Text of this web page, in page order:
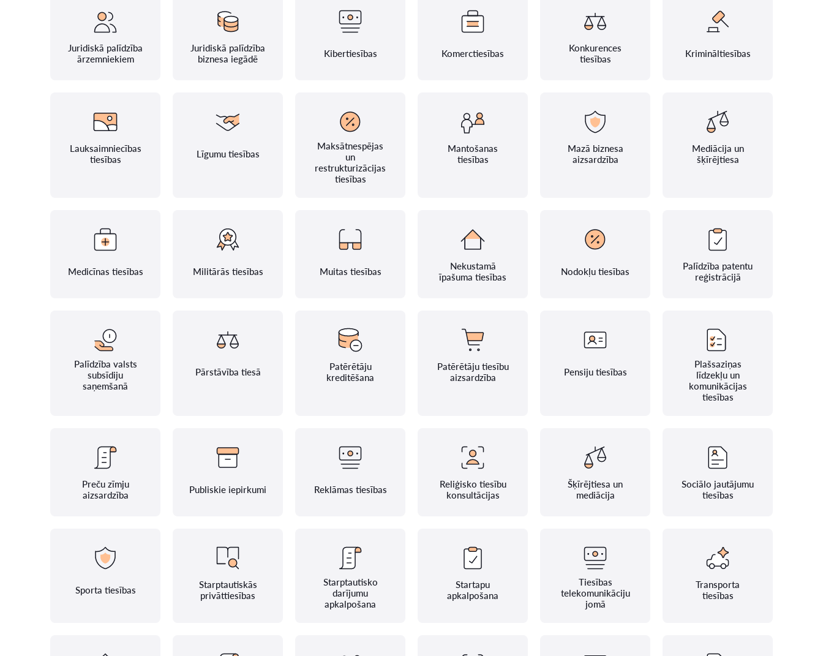
Juridiskā palīdzība
ārzemniekiem
Juridiskā palīdzība
biznesa iegādē
Kibertiesības Komerctiesības
Konkurences
tiesības
Krimināltiesības
Lauksaimniecības
tiesības
Līgumu tiesības
Maksātnespējas
un
restrukturizācijas
tiesības
Mantošanas
tiesības
Mazā biznesa
aizsardzība
Mediācija un
šķīrējtiesa
Medicīnas tiesības Militārās tiesības Muitas tiesības
Nekustamā
īpašuma tiesības
Nodokļu tiesības
Palīdzība patentu
reģistrācijā
Palīdzība valsts
subsīdiju
saņemšanā
Pārstāvība tiesā
Patērētāju
kreditēšana
Patērētāju tiesību
aizsardzība
Pensiju tiesības
Plašsaziņas
līdzekļu un
komunikācijas
tiesības
Preču zīmju
aizsardzība
Publiskie iepirkumi Reklāmas tiesības
Reliģisko tiesību
konsultācijas
Šķīrējtiesa un
mediācija
Sociālo jautājumu
tiesības
Sporta tiesības
Starptautiskās
privāttiesības
Starptautisko
darījumu
apkalpošana
Startapu
apkalpošana
Tiesības
telekomunikāciju
jomā
Transporta
tiesības